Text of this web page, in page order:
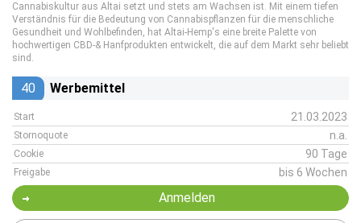
Cannabiskultur aus Altai setzt und stets am Wachsen ist. Mit einem tiefen
Verständnis für die Bedeutung von Cannabispflanzen für die menschliche
Gesundheit und Wohlbefinden, hat Altai-Hemp's eine breite Palette von
hochwertigen CBD-& Hanfprodukten entwickelt, die auf dem Markt sehr beliebt
sind.
40 Werbemittel
Start 21.03.2023
Stornoquote n.a.
Cookie 90 Tage
Freigabe bis 6 Wochen
Anmelden